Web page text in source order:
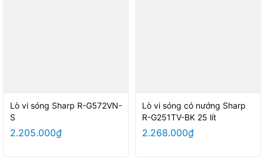
Lò vi sóng Sharp R-G572VN-
S
2.205.000₫
Lò vi sóng có nướng Sharp
R-G251TV-BK 25 lít
2.268.000₫